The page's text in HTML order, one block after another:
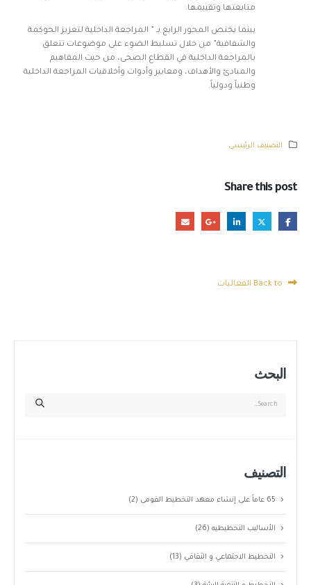
متابعتها وتقييمها.
بينما يختص المحور الرابع بـ ” المراجعة الداخلية لتعزيز الحوكمة
والشفافية” من خلال تسليط الضوء على موضوعات تتعلق
بالمراجعة الداخلية في القطاع الصحى، من حيث المفاهيم
والمبادئ والأهداف، ومعايير وأدوات وأخلاقيات المراجعة الداخلية
وطنياً ودولياً.
التصنيف الرئيسى
Share this post
البحث
التصنيف
65 عاماً على إنشاء معهد التخطيط القومى (2)
الأساليب التخطيطيه(26)
التخطيط الاجتماعي و الثقافي (13)